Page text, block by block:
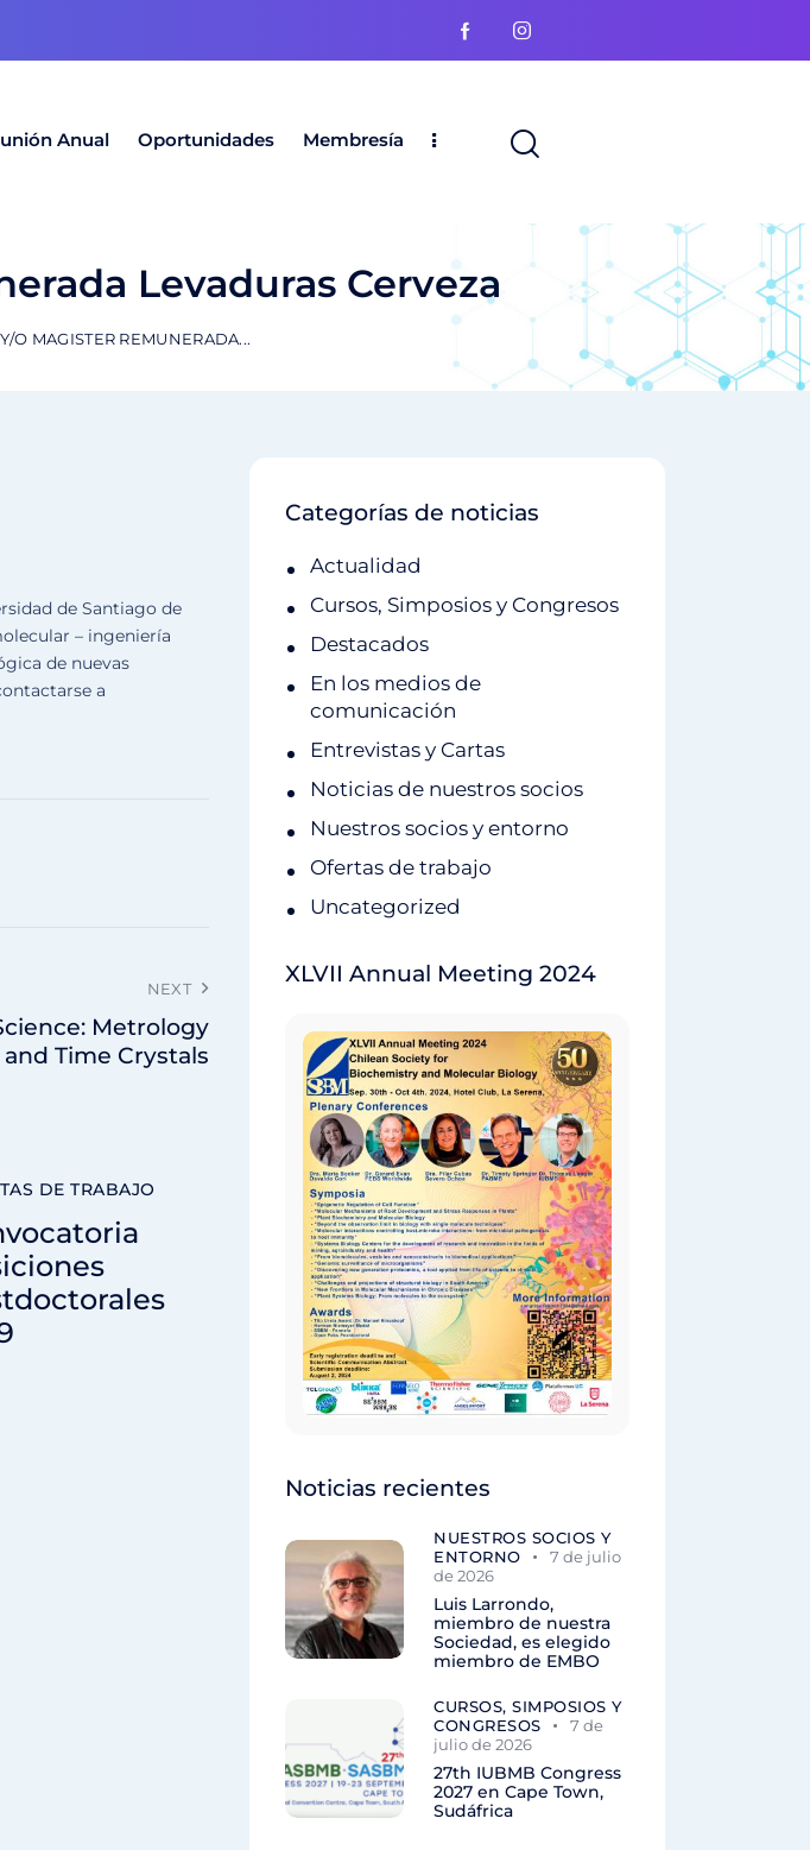
Anual Oportunidades Membresía
Levaduras Cerveza
O MAGISTER REMUNERADA...
de Santiago de
– ingeniería
de nuevas
a
NEXT
Metrology
and Time Crystals
DE TRABAJO
Categorías de noticias
Actualidad
Cursos, Simposios y Congresos
Destacados
En los medios de
comunicación
Entrevistas y Cartas
Noticias de nuestros socios
Nuestros socios y entorno
Ofertas de trabajo
Uncategorized
XLVII Annual Meeting 2024
Noticias recientes
NUESTROS SOCIOS Y
ENTORNO
7 de julio
de 2026
Luis Larrondo,
miembro de nuestra
Sociedad, es elegido
miembro de EMBO
CURSOS, SIMPOSIOS Y
CONGRESOS
7 de
julio de 2026
27th IUBMB Congress
2027 en Cape Town,
Sudáfrica